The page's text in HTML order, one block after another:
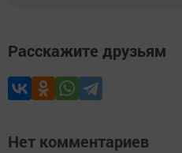
Расскажите друзьям
Нет комментариев